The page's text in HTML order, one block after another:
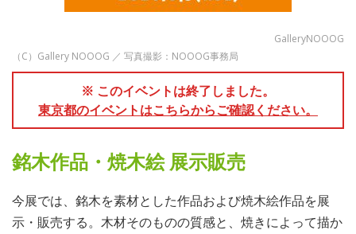
GalleryNOOOG
（C）Gallery NOOOG ／ 写真撮影：NOOOG事務局
※ このイベントは終了しました。
東京都のイベントはこちらからご確認ください。
銘木作品・焼木絵 展示販売
今展では、銘木を素材とした作品および焼木絵作品を展
示・販売する。木材そのものの質感と、焼きによって描か